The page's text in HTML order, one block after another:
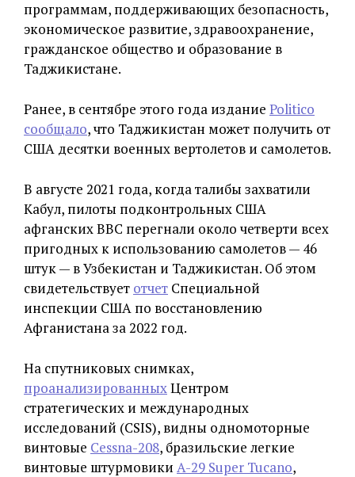
программам, поддерживающих безопасность,
экономическое развитие, здравоохранение,
гражданское общество и образование в
Таджикистане.
Ранее, в сентябре этого года издание Politico
сообщало, что Таджикистан может получить от
США десятки военных вертолетов и самолетов.
В августе 2021 года, когда талибы захватили
Кабул, пилоты подконтрольных США
афганских ВВС перегнали около четверти всех
пригодных к использованию самолетов — 46
штук — в Узбекистан и Таджикистан. Об этом
свидетельствует отчет Специальной
инспекции США по восстановлению
Афганистана за 2022 год.
На спутниковых снимках,
проанализированныхЦентром
стратегических и международных
исследований (CSIS), видны одномоторные
винтовые Cessna-208, бразильские легкие
винтовые штурмовики A-29 Super Tucano,